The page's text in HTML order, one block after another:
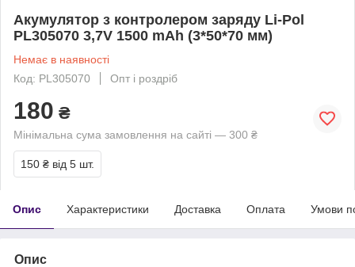
Акумулятор з контролером заряду Li-Pol
PL305070 3,7V 1500 mAh (3*50*70 мм)
Немає в наявності
Код: PL305070
Опт і роздріб
180 ₴
Мінімальна сума замовлення на сайті — 300 ₴
150 ₴ від 5 шт.
Опис Характеристики Доставка Оплата Умови
Опис